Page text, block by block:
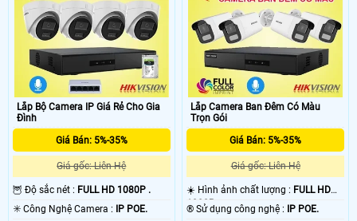
Lắp Bộ Camera IP Giá Rẻ Cho Gia
Đình
Giá Bán: 5%-35%
Giá gốc: Liên Hệ
🦉 Độ sắc nét : FULL HD 1080P .
✳️ Công Nghệ Camera :
IP POE.
Lắp Camera Ban Đêm Có Màu
Trọn Gói
Giá Bán: 5%-35%
Giá gốc: Liên Hệ
☀️ Hình ảnh chất lượng : FULL HD
1080P .
®️ Sử dụng công nghệ :
IP POE.